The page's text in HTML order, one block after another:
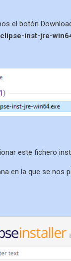
el botón
inst-jre-
este fichero
en la que se nos